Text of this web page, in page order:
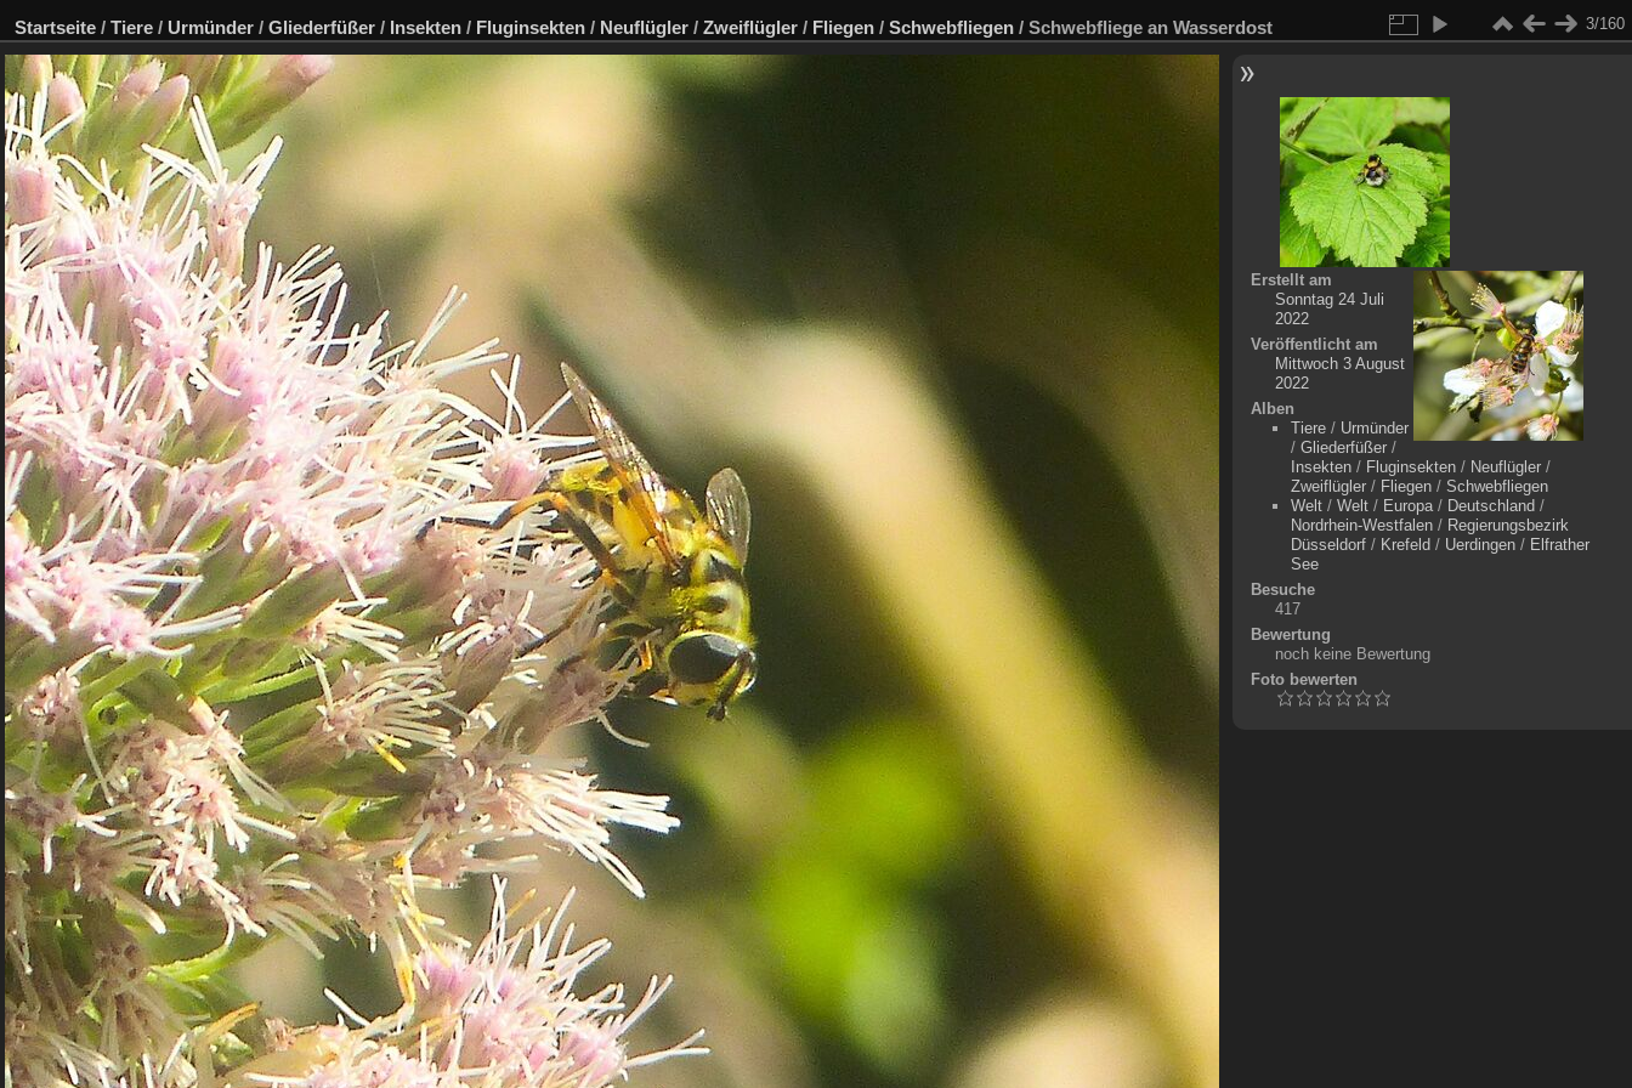
Startseite / Tiere / Urmünder / Gliederfüßer / Insekten / Fluginsekten / Neuflügler / Zweiflügler / Fliegen / Schwebfliegen / Schwebfliege an Wasserdost 3/160
Erstellt am
Sonntag 24 Juli
2022
Veröffentlicht am
Mittwoch 3 August
2022
Alben
Tiere/ Urmünder
/ Gliederfüßer/
Insekten/ Fluginsekten/ Neuflügler/
Zweiflügler/ Fliegen/ Schwebfliegen
Welt/ Welt/ Europa/ Deutschland /
Nordrhein-Westfalen/ Regierungsbezirk
Düsseldorf/ Krefeld / Uerdingen/ Elfrather
See
Besuche
417
Bewertung
noch keine Bewertung
Foto bewerten